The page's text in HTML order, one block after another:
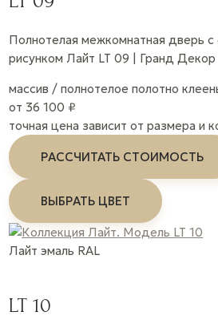
Полнотелая межкомнатная дверь
рисунком Лайт LT 09 | Гранд Декор
массив / полнотелое полотно
от 36 100 ₽
точная цена зависит от размера и
РАССЧИТАТЬ СТОИМОСТЬ
ВЫБРАТЬ ЦВЕТ
Лайт эмаль RAL
LT 10